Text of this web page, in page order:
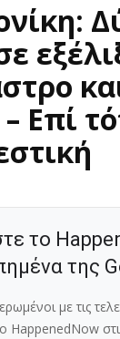
Επί
το
της
με τις
HappenedNow